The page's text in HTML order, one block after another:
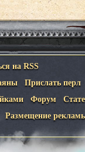
на RSS
Прислать перл
Форум
Размещение